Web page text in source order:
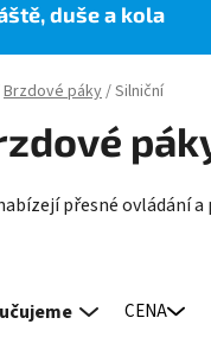
duše a kola
Brzdové páky/Silniční
přesné ovládání
CENA